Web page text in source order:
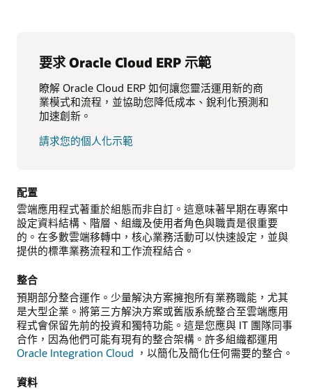
要求 Oracle Cloud ERP 示範
瞭解 Oracle Cloud ERP 如何讓您靈活運用新的商
業模式和流程，並協助您降低成本、銳利化預測和
加速創新。
請求您的個人化示範
配置
雲端應用程式著重於組態而非自訂。這意味著早期在專案中
設定資料結構、階層、組織及使用者角色與職責是很重要
的。在多數雲端移轉中，核心業務活動可以快速設定，並與
提供的標準業務流程和工作流程結合。
整合
預期部分整合運作。少量解決方案擁抱所有業務職能，尤其
是大型企業。將第三方解決方案或舊版系統整合至雲端應用
程式會保留先前的投資和獨特功能。這是您應與 IT 團隊同事
合作，因為他們可能有現有的整合架構。許多組織都運用
Oracle Integration Cloud ，以簡化及簡化任何需要的整合。
資料